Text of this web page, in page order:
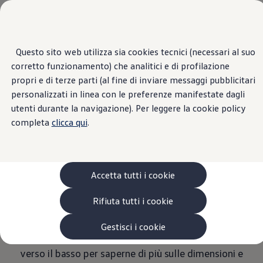
Questo sito web utilizza sia cookies tecnici (necessari al suo
corretto funzionamento) che analitici e di profilazione
propri e di terze parti (al fine di inviare messaggi pubblicitari
personalizzati in linea con le preferenze manifestate dagli
utenti durante la navigazione). Per leggere la cookie policy
completa clicca qui.
Accetta tutti i cookie
Rifiuta tutti i cookie
Gestisci i cookie
Passa ai
contenuti
principali
Passa
a
fondo
pagina
VanLife
Pick-up
Veicoli Commerciali Elettrici
Van
Modelli precedenti
Confronta i modelli
Configurazioni salvate
Volkswagen Auto
Acquista il tuo Veicolo Volkswagen
Ecoincentivi Volkswagen
5 Plus
Usato Certificato
Garanzia Usato
Assicurazioni
Clienti Business
Gamma, promozioni e servizi
Service Flotte
Area Contatti Clienti Business
Home Page Scopri i modelli Transporter
Dati Tecnici
Dati Tecnici – e-Transporter Kombi
e-Transporter Kombi
Dati Tecnici
Scoprite i dati tecnici dettagliati e le dimensioni
esterne e interne complete dell'e-Transporter Kombi.
Per offrirvi una panoramica completa, le seguenti
dimensioni sono elencate singolarmente. Scorrete
verso il basso per saperne di più sulle dimensioni e